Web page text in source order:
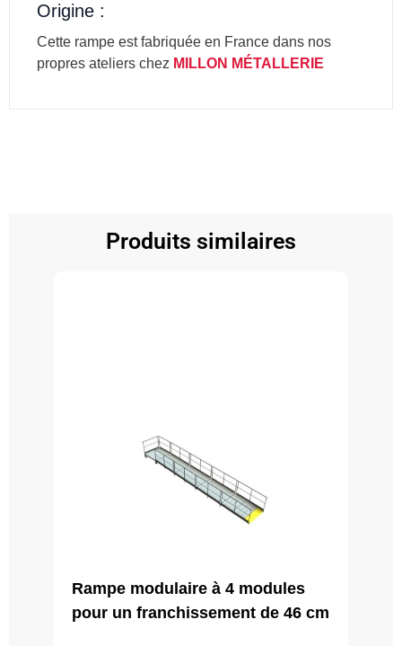
Origine :
Cette rampe est fabriquée en France dans nos
propres ateliers chez MILLON MÉTALLERIE
Produits similaires
Rampe modulaire à 4 modules
pour un franchissement de 46 cm